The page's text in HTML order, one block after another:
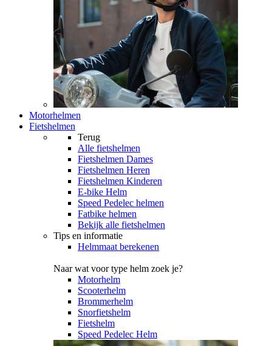
Motorhelmen
Fietshelmen
Terug
Alle fietshelmen
Fietshelmen Dames
Fietshelmen Heren
Fietshelmen Kinderen
E-bike Helm
Speed Pedelec helmen
Fatbike helmen
Bekijk alle fietshelmen
Tips en informatie
Helmmaat berekenen
Naar wat voor type helm zoek je?
Motorhelm
Scooterhelm
Brommerhelm
Snorfietshelm
Fietshelm
Speed Pedelec Helm